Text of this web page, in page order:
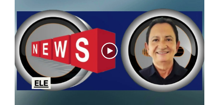
3CLIMAS MANCHETE 0308
Pesquisa mostra que quase 62% dos argentinos querem tirar Milei do poder
Por que Milei resolveu dobrar a aposta e atacar Lula de novo?
3CLIMAS MANCHETE 0308
3CLIMAS MANCHETE 0208
HORA DA NOTÍCIA 0808